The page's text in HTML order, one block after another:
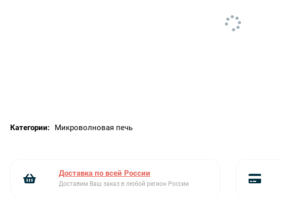
(без
Напряжение
Категории: Микроволновая печь
Доставка по всей России
Доставим Ваш заказ в любой регион России